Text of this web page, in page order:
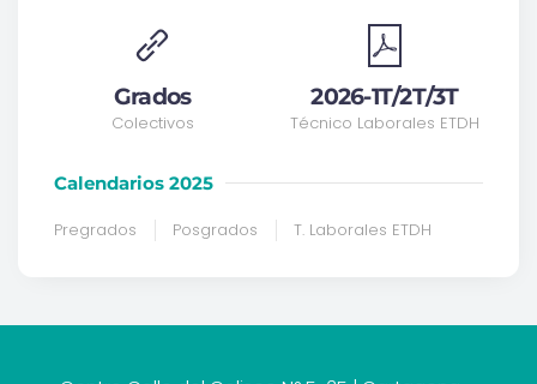
Grados
Colectivos
2026-1T/2T/3T
Técnico Laborales ETDH
Calendarios 2025
Pregrados Posgrados T. Laborales ETDH